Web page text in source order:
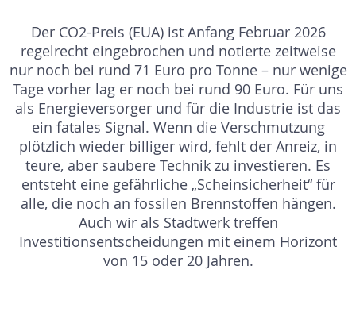
Der CO2-Preis (EUA) ist Anfang Februar 2026
regelrecht eingebrochen und notierte zeitweise
nur noch bei rund 71 Euro pro Tonne – nur wenige
Tage vorher lag er noch bei rund 90 Euro. Für uns
als Energieversorger und für die Industrie ist das
ein fatales Signal. Wenn die Verschmutzung
plötzlich wieder billiger wird, fehlt der Anreiz, in
teure, aber saubere Technik zu investieren. Es
entsteht eine gefährliche „Scheinsicherheit“ für
alle, die noch an fossilen Brennstoffen hängen.
Auch wir als Stadtwerk treffen
Investitionsentscheidungen mit einem Horizont
von 15 oder 20 Jahren.